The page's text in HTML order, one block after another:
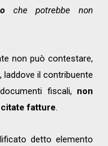
che potrebbe non
non può contestare,
laddove il contribuente
fiscali, non
fatture.
detto elemento